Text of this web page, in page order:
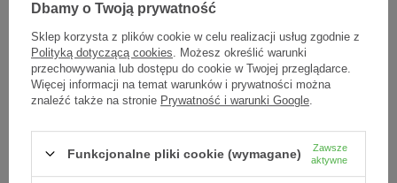
- + Dodaj do koszyka
Dodaj do listy zakupowej
Producent:
RECORDATI IRELAND LTD.
Kod produktu:5391519920466
Dbamy o Twoją prywatność
Sklep korzysta z plików cookie w celu realizacji usług zgodnie z
Polityką dotyczącą cookies . Możesz określić warunki
przechowywania lub dostępu do cookie w Twojej przeglądarce.
Więcej informacji na temat warunków i prywatności można
znaleźć także na stronie Prywatność i warunki Google
Funkcjonalne pliki cookie (wymagane)
Zawsze
aktywne